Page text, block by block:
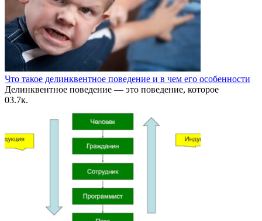
Что такое делинквентное поведение и в чем его особенности
Делинквентное поведение — это поведение, которое
03.7к.